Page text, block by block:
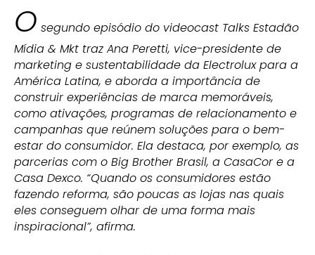
O segundo episódio do videocast Talks Estadão
Mídia & Mkt traz Ana Peretti, vice-presidente de
marketing e sustentabilidade da Electrolux para a
América Latina, e aborda a importância de
construir experiências de marca memoráveis,
como ativações, programas de relacionamento e
campanhas que reúnem soluções para o bem-
estar do consumidor. Ela destaca, por exemplo, as
parcerias com o Big Brother Brasil, a CasaCor e a
Casa Dexco. “Quando os consumidores estão
fazendo reforma, são poucas as lojas nas quais
eles conseguem olhar de uma forma mais
inspiracional”, afirma.